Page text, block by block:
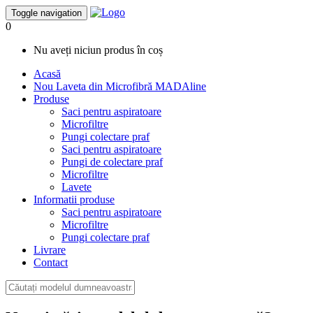
Toggle navigation
0
Nu aveți niciun produs în coș
Acasă
Nou Laveta din Microfibră MADAline
Produse
Saci pentru aspiratoare
Microfiltre
Pungi colectare praf
Saci pentru aspiratoare
Pungi de colectare praf
Microfiltre
Lavete
Informatii produse
Saci pentru aspiratoare
Microfiltre
Pungi colectare praf
Livrare
Contact